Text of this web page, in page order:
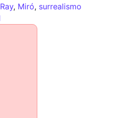
, Miró, surrealismo